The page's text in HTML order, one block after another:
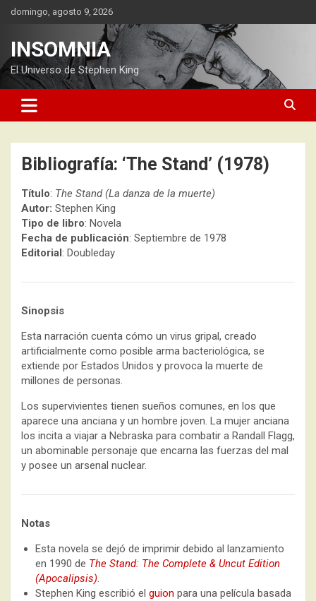
Saltardomingo, agosto 9, 2026
INSOMNIA
El Universo de Stephen King
Bibliografía: ‘The Stand’ (1978)
Título: The Stand (La danza de la muerte)
Autor: Stephen King
Tipo de libro: Novela
Fecha de publicación: Septiembre de 1978
Editorial: Doubleday
Sinopsis
Esta narración cuenta cómo un virus gripal, creado
artificialmente como posible arma bacteriológica, se
extiende por Estados Unidos y provoca la muerte de
millones de personas.
Los supervivientes tienen sueños comunes, en los que
aparece una anciana y un hombre joven. La mujer anciana
los incita a viajar a Nebraska para combatir a Randall Flagg,
un abominable personaje que encarna las fuerzas del mal
y posee un arsenal nuclear.
Notas
Esta novela se dejó de imprimir debido al lanzamiento
en 1990 de The Stand: The Complete & Uncut Edition
(Apocalipsis).
Stephen King escribió el guion para una película basada